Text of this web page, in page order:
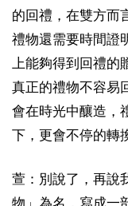
的回禮，在雙方而
禮物還需要時間證
上能夠得到回禮的
真正的禮物不容易
會在時光中釀造，
下，更會不停的轉
萱：別說了，再說